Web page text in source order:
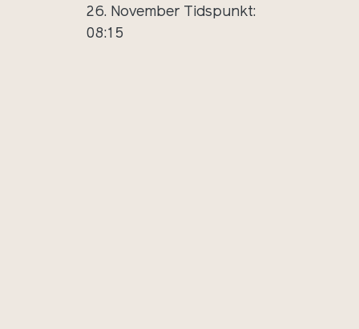
26. November Tidspunkt:
08:15